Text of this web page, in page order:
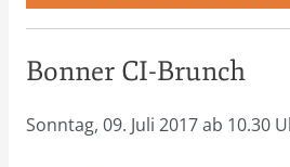
Bonner CI-Brunch
Sonntag, 09. Juli 2017 ab 10.30